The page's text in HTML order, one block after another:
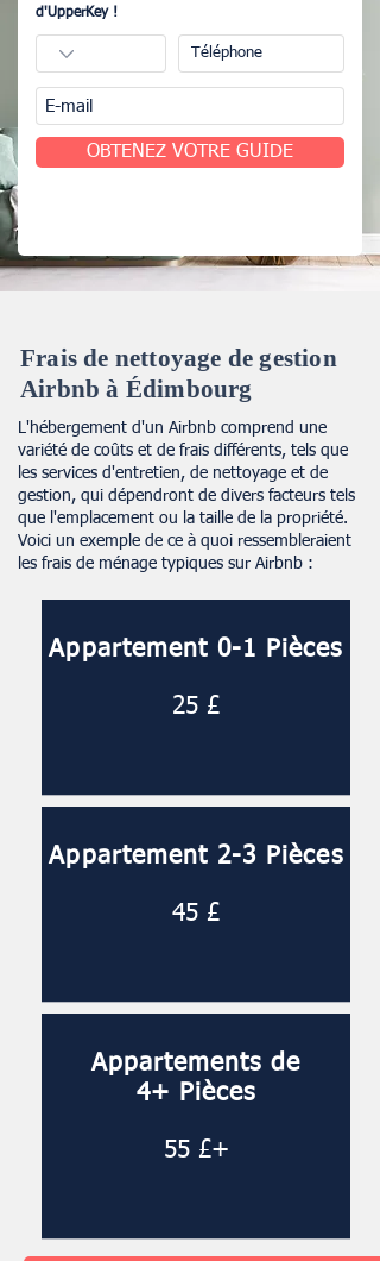
d'UpperKey !
OBTENEZ VOTRE GUIDE
Frais de nettoyage de gestion
Airbnb à Édimbourg
L'hébergement d'un Airbnb comprend une
variété de coûts et de frais différents, tels que
les services d'entretien, de nettoyage et de
gestion, qui dépendront de divers facteurs tels
que l'emplacement ou la taille de la propriété.
Voici un exemple de ce à quoi ressembleraient
les frais de ménage typiques sur Airbnb :
Appartement 0-1 Pièces
25 £
Appartement 2-3 Pièces
45 £
Appartements de
4+
Pièces
55 £+